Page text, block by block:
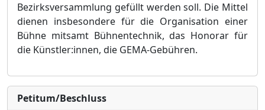
Bezirksversammlung gefüllt werden soll. Die Mittel
dienen insbesondere für die Organisation einer
Bühne mitsamt Bühnentechnik, das Honorar für
die Künstler:innen, die GEMA-Gebühren.
Petitum/Beschluss